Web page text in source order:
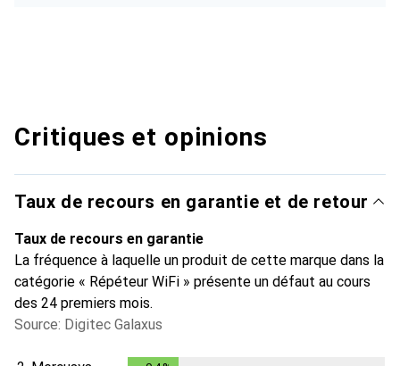
Critiques et opinions
Taux de recours en garantie et de retour
Taux de recours en garantie
La fréquence à laquelle un produit de cette marque dans la
catégorie « Répéteur WiFi » présente un défaut au cours
des 24 premiers mois.
Source: Digitec Galaxus